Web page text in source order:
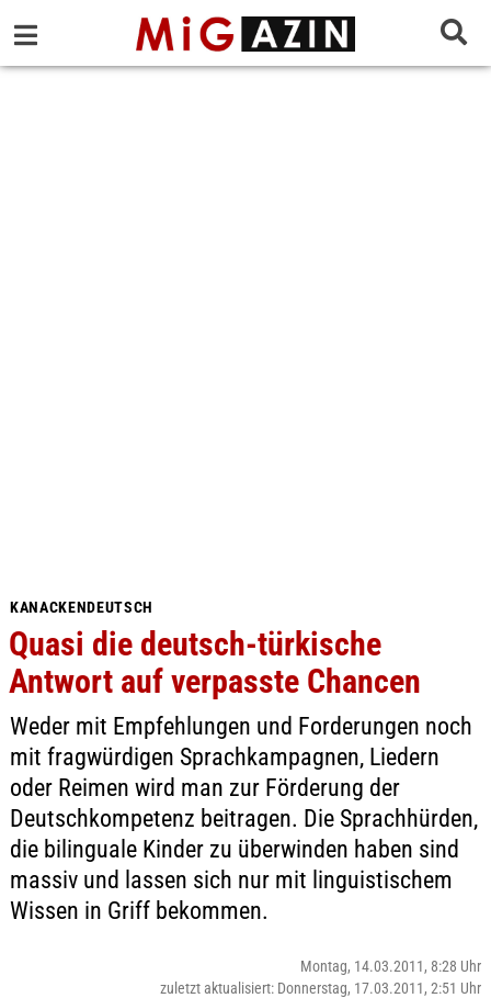
KANACKENDEUTSCH
Quasi die deutsch-türkische
Antwort auf verpasste Chancen
Weder mit Empfehlungen und Forderungen noch
mit fragwürdigen Sprachkampagnen, Liedern
oder Reimen wird man zur Förderung der
Deutschkompetenz beitragen. Die Sprachhürden,
die bilinguale Kinder zu überwinden haben sind
massiv und lassen sich nur mit linguistischem
Wissen in Griff bekommen.
Montag, 14.03.2011, 8:28 Uhr
zuletzt aktualisiert: Donnerstag, 17.03.2011, 2:51 Uhr